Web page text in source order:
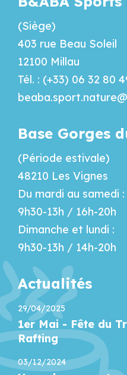
(Siège)
403 rue Beau Soleil
12100 Millau
Tél. : (+33) 06 32 80
Base Gorges
(Période estivale)
48210 Les Vignes
Du mardi au samedi :
9h30-13h / 16h-20h
Dimanche et lundi :
9h30-13h / 14h-20h
Actualités
29/04/2025
1er Mai - Fête du
Rafting
03/12/2024